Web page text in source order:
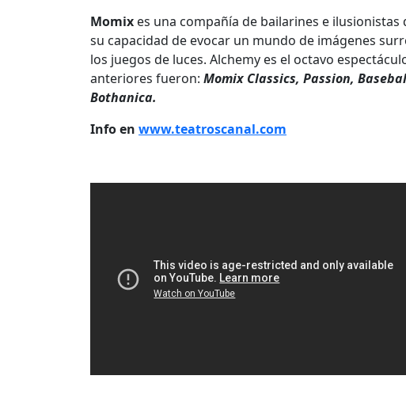
Momix es una compañía de bailarines e
su capacidad de evocar un mundo de imágenes
los juegos de luces. Alchemy es el octavo
anteriores fueron: Momix Classics, Passion,
Bothanica.
Info en www.teatroscanal.com